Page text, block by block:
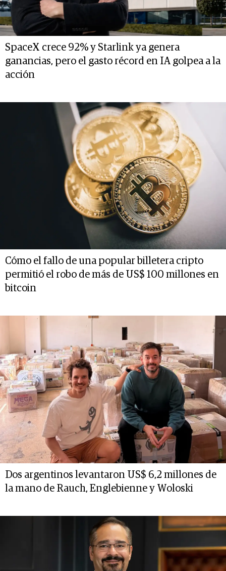
SpaceX crece 92% y Starlink ya genera
ganancias, pero el gasto récord en IA golpea a la
acción
Cómo el fallo de una popular billetera cripto
permitió el robo de más de US$ 100 millones en
bitcoin
Dos argentinos levantaron US$ 6,2 millones de
la mano de Rauch, Englebienne y Woloski